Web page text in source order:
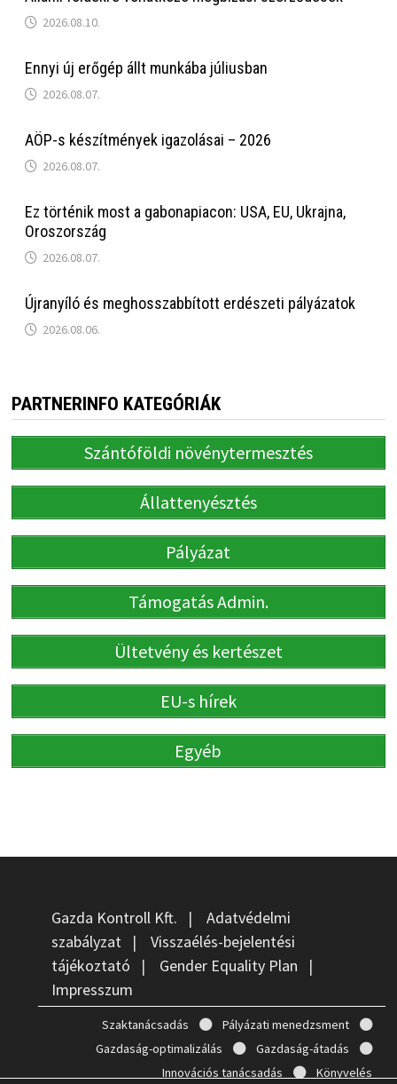
2026.08.10.
Ennyi új erőgép állt munkába júliusban
2026.08.07.
AÖP-s készítmények igazolásai – 2026
2026.08.07.
Ez történik most a gabonapiacon: USA, EU, Ukrajna,
Oroszország
2026.08.07.
Újranyíló és meghosszabbított erdészeti pályázatok
2026.08.06.
PARTNERINFO KATEGÓRIÁK
Szántóföldi növénytermesztés
Állattenyésztés
Pályázat
Támogatás Admin.
Ültetvény és kertészet
EU-s hírek
Egyéb
Gazda Kontroll Kft. | Adatvédelmi
szabályzat | Visszaélés-bejelentési
tájékoztató | Gender Equality Plan |
Impresszum
Szaktanácsadás
Pályázati menedzsment
Gazdaság-optimalizálás
Gazdaság-átadás
Innovációs tanácsadás
Könyvelés